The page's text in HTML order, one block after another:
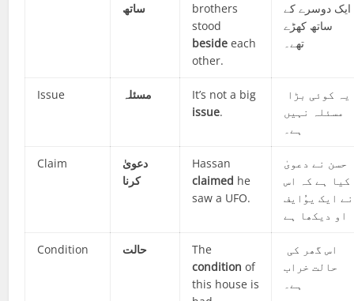
ساتھ
brothers
stood
beside each
other.
ایک دوسرے کے
ساتھ کھڑے
تھے۔
Issue مسئلہ
It’s not a big
issue.
مسئلہ نہیں
ہے۔
Claim
دعویٰ
کرنا
Hassan
claimed he
saw a UFO.
حسن نے دعویٰ
کیا ہے کہ اس
نے ایک یوُایف
او دیکھا ہے
Condition حالت
The
condition of
this house is
حالت خراب
ہے۔